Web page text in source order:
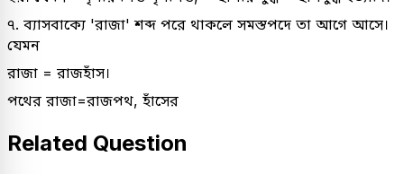
৭. ব্যাসবাক্যে 'রাজা' শব্দ পরে থাকলে সমস্তপদে তা আগে আসে।
যেমন
রাজা = রাজহাঁস।
পথের রাজা=রাজপথ, হাঁসের
Related Question